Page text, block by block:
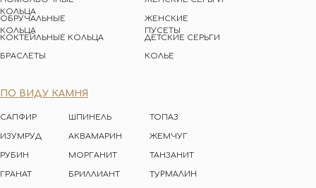
КОЛЬЦА
ОБРУЧАЛЬНЫЕ
КОЛЬЦА
КОКТЕЙЛЬНЫЕ КОЛЬЦА
ЖЕНСКИЕ
ПУСЕТЫ
ДЕТСКИЕ СЕРЬГИ
БРАСЛЕТЫ
КОЛЬЕ
ПО ВИДУ КАМНЯ
САПФИР
ИЗУМРУД
ШПИНЕЛЬ
РУБИН
АКВАМАРИН
МОРГАНИТ
ГРАНАТ БРИЛЛИАНТ
ТОПАЗ
ЖЕМЧУГ
ТУРМАЛИН
ТАНЗАНИТ